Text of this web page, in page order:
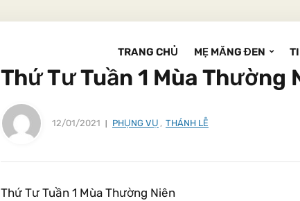
TRANG CHỦ MẸ MĂNG ĐEN
Thứ Tư Tuần 1 Mùa Thường
12/01/2021 PHỤNG VỤ , THÁNH LỄ
Thứ Tư Tuần 1 Mùa Thường Niên